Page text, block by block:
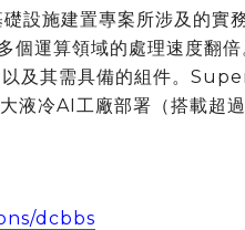
設施建置專案所涉及的實
運算領域的處理速度翻
以及其需具備的組件。
液冷AI工廠部署（搭載超
dcbbs